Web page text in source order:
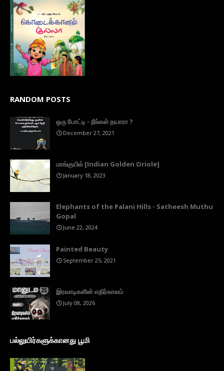
RANDOM POSTS
ஒரு போட்டி - நீங்கள் தயாரா ?
December 27, 2021
மாங்குயில் [Indian Golden Oriole]
January 18, 2023
Elephants of the Palani Hills - Satheesh Muthu
Gopal
June 22, 2024
Painted Beauty
September 25, 2021
இரவாடிகளின் எதிர்காலம்
July 08, 2026
பல்லுயிர்களுக்கானது பூமி